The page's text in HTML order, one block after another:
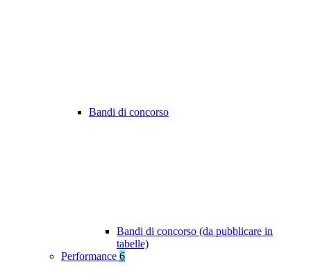
Bandi di concorso
Bandi di concorso (da pubblicare in
tabelle)
Performance 6